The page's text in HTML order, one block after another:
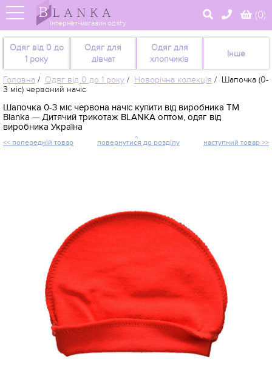
Інтернет-магазин одягу
(0)
Одяг від 0 до
1 року
Одяг для
дівчат
Одяг для
хлопчиків
Інше
Головна / Одяг від 0 до 1 року / Новорічна колекція / Шапочка (0-
3 міс) червоний начіс
Шапочка 0-3 міс червона начіс купити від виробника TM
Blanka — Дитячий трикотаж BLANKA оптом, одяг від
виробника Україна
<< попередній товар наступний товар >>
повернутися до розділу